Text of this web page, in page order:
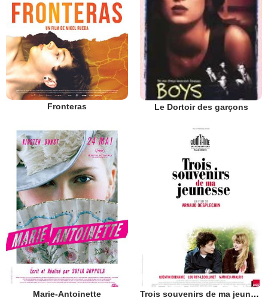
Fronteras Le Dortoir des garçons
Marie-Antoinette Trois souvenirs de ma jeunesse